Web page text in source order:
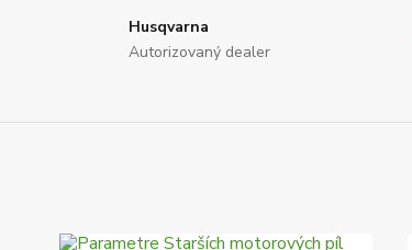
Husqvarna
Autorizovaný dealer